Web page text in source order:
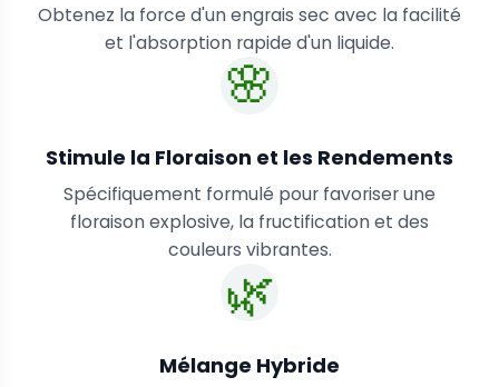
Obtenez la force d'un engrais sec avec la facilité
et l'absorption rapide d'un liquide.
🌸
Stimule la Floraison et les Rendements
Spécifiquement formulé pour favoriser une
floraison explosive, la fructification et des
couleurs vibrantes.
🌿
Mélange Hybride